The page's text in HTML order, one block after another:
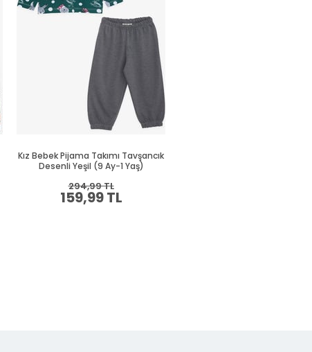
Kız Bebek Pijama Takımı Tavşancık
Desenli Yeşil (9 Ay-1 Yaş)
159,99 TL
294,99 TL